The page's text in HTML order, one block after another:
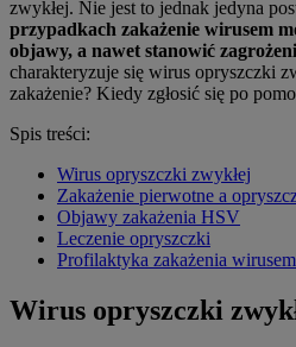
zwykłej. Nie jest to jednak jedyna
przypadkach zakażenie wirusem
objawy, a nawet stanowić
charakteryzuje się wirus opryszczki
zakażenie? Kiedy zgłosić się po
Spis treści:
Wirus opryszczki zwykłej
Zakażenie pierwotne a
Objawy zakażenia HSV
Leczenie opryszczki
Profilaktyka zakażenia
Wirus opryszczki